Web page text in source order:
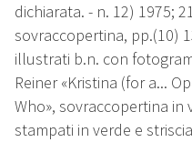
dichiarata. - n. 12) 1975;
sovraccopertina, pp.(10)
illustrati b.n. con
Reiner «Kristina (for a...
Who», sovraccopertina
stampati in verde e